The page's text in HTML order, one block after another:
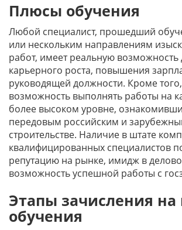
Плюсы обучения
Любой специалист, прошедший
или нескольким направлениям
работ, имеет реальную
карьерного роста, повышения
руководящей должности. Кроме
возможность выполнять работы на
более высоком уровне,
передовым российским и
строительстве. Наличие в штате
квалифицированных специалистов
репутацию на рынке, имидж в
возможность успешной работы с
Этапы зачисления на
обучения